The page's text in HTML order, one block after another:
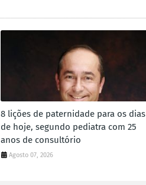
8 lições de paternidade para os dias
de hoje, segundo pediatra com 25
anos de consultório
Agosto 07, 2026